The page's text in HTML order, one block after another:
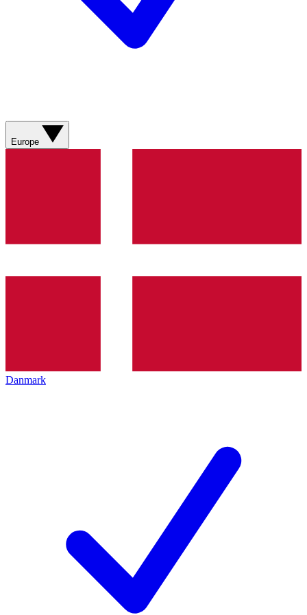
Europe
Danmark